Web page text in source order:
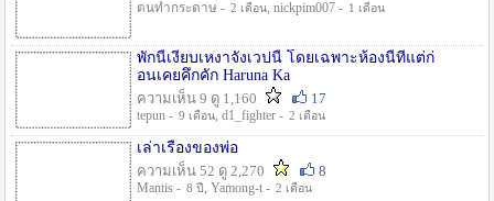
ตนทำกระดาษ - 2 เดือน, nickpim007 - 1 เดือน
พักนี้เงียบเหงาจังเวปนี้ โดยเฉพาะห้องนี้ที่แต่ก่
อนเคยคึกคัก Haruna Ka
ความเห็น 9 ดู 1,160
17
tepun - 9 เดือน, d1_fighter - 2 เดือน
เล่าเรื่องของพ่อ
ความเห็น 52 ดู 2,270
8
Mantis - 8 ปี , Yamong-t - 2 เดือน